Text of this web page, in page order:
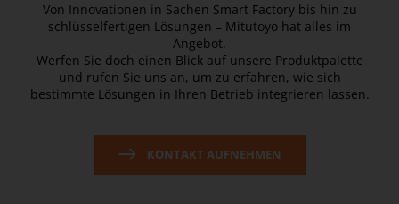
Von Innovationen in Sachen Smart Factory bis hin zu
schlüsselfertigen Lösungen – Mitutoyo hat alles im
Angebot.
Werfen Sie doch einen Blick auf unsere Produktpalette
und rufen Sie uns an, um zu erfahren, wie sich
bestimmte Lösungen in Ihren Betrieb integrieren lassen.
KONTAKT AUFNEHMEN